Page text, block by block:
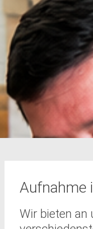
Aufnahme
Wir bieten an